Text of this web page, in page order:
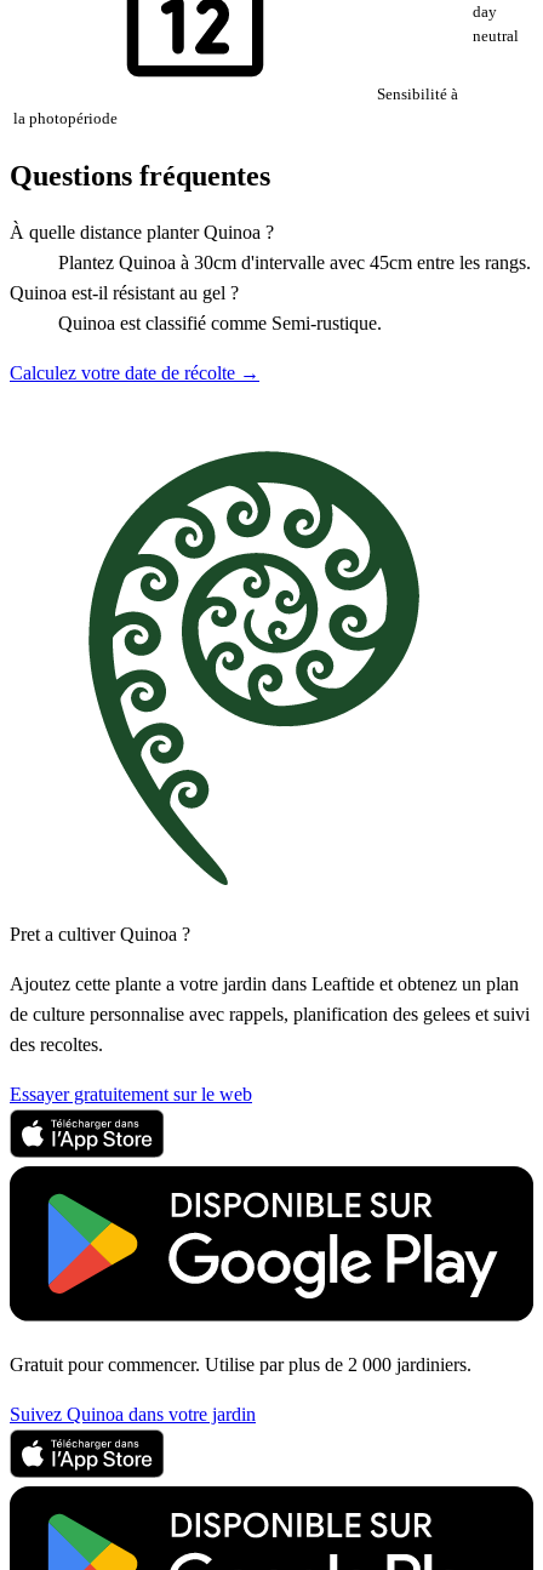
Sensibilité à
la photopériode
day
neutral
Questions fréquentes
À quelle distance planter Quinoa ?
Plantez Quinoa à 30cm d'intervalle avec 45cm entre les rangs.
Quinoa est-il résistant au gel ?
Quinoa est classifié comme Semi-rustique.
Calculez votre date de récolte →
Pret a cultiver Quinoa ?
Ajoutez cette plante a votre jardin dans Leaftide et obtenez un plan
de culture personnalise avec rappels, planification des gelees et suivi
des recoltes.
Essayer gratuitement sur le web
Gratuit pour commencer. Utilise par plus de 2 000 jardiniers.
Suivez Quinoa dans votre jardin